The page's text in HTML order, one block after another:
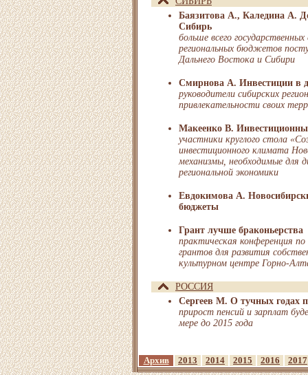
Баязитова А., Каледина А.
Сибирь
больше всего
региональных бюджетов
Дальнего Востока и Сибири
Смирнова А. Инвестиции в
руководители сибирских
привлекательности своих
Макеенко В.
участники круглого стола
инвестиционного климата
механизмы, необходимые для
региональной экономики
Евдокимова А.
бюджеты
Грант лучше браконьерства
практическая конференция
грантов для развития
культурном центре Горно-
РОССИЯ
Сергеев М. О тучных годах
прирост пенсий и зарплат
мере до 2015 года
Архив 2013 2014 2015 2016 2017